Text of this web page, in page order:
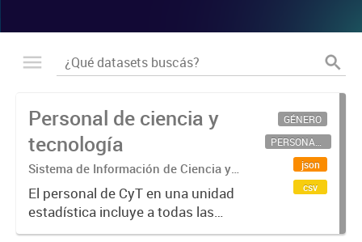
Personal de ciencia y
tecnología
Sistema de Información de Ciencia y
Tecnología Argentino (SICYTAR)
El personal de CyT en una unidad
estadística incluye a todas las
personas involucradas
GÉNERO
PERSONAL CIENTÍFICO-TECNOLÓGICO
json
csv